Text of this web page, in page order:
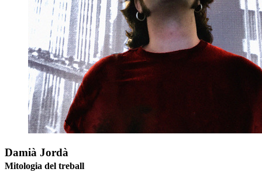
Damià Jordà
Mitologia del treball